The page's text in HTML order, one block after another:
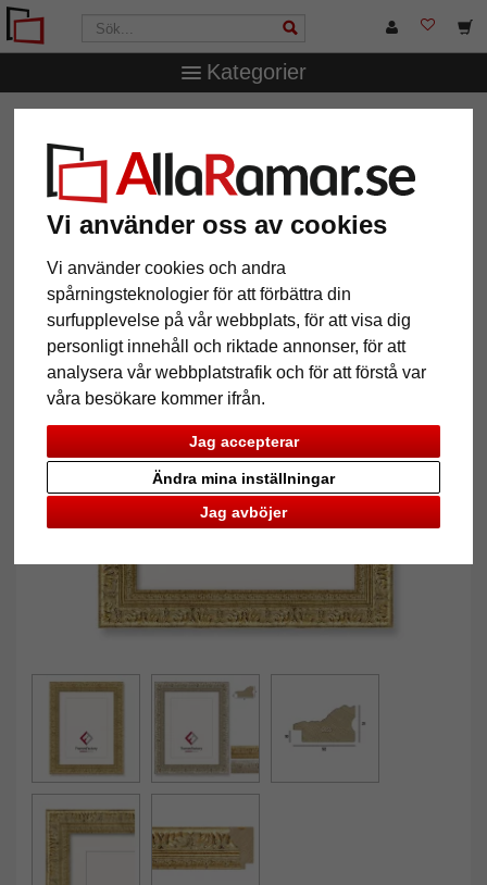
Vi använder oss av cookies
Vi använder cookies och andra
spårningsteknologier för att förbättra din
surfupplevelse på vår webbplats, för att visa dig
personligt innehåll och riktade annonser, för att
analysera vår webbplatstrafik och för att förstå var
våra besökare kommer ifrån.
Jag accepterar
Jag avböjer
Ändra mina inställningar
Kategorier
Natalia
Barockram Natalia
Tillbaka